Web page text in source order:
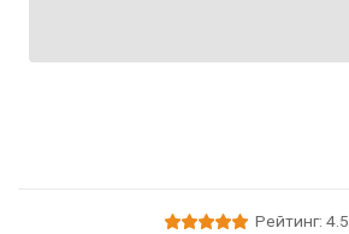
Рейтинг: 4.5